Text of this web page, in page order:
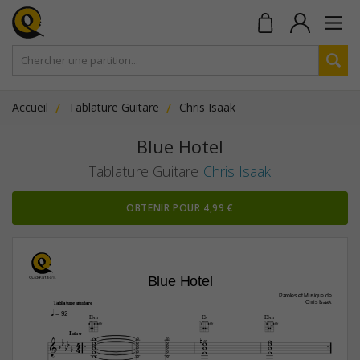
Accueil Tablature Guitare Chris Isaak
Blue Hotel
Tablature Guitare Chris Isaak
OBTENIR POUR 4,99 €

Blue Hotel
Paroles et Musique de
Chris Isaak

q = 92
4
4

Tablature guitare
Intro
6fr
B¨‹
6fr
E¨
6fr
E¨‹
















 







